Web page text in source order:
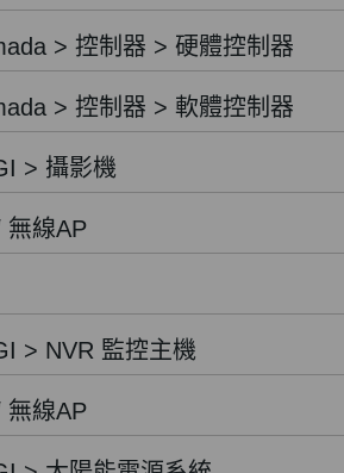
> 控制器 > 硬體控制器
> 控制器 > 軟體控制器
> 攝影機
無線AP
> NVR 監控主機
無線AP